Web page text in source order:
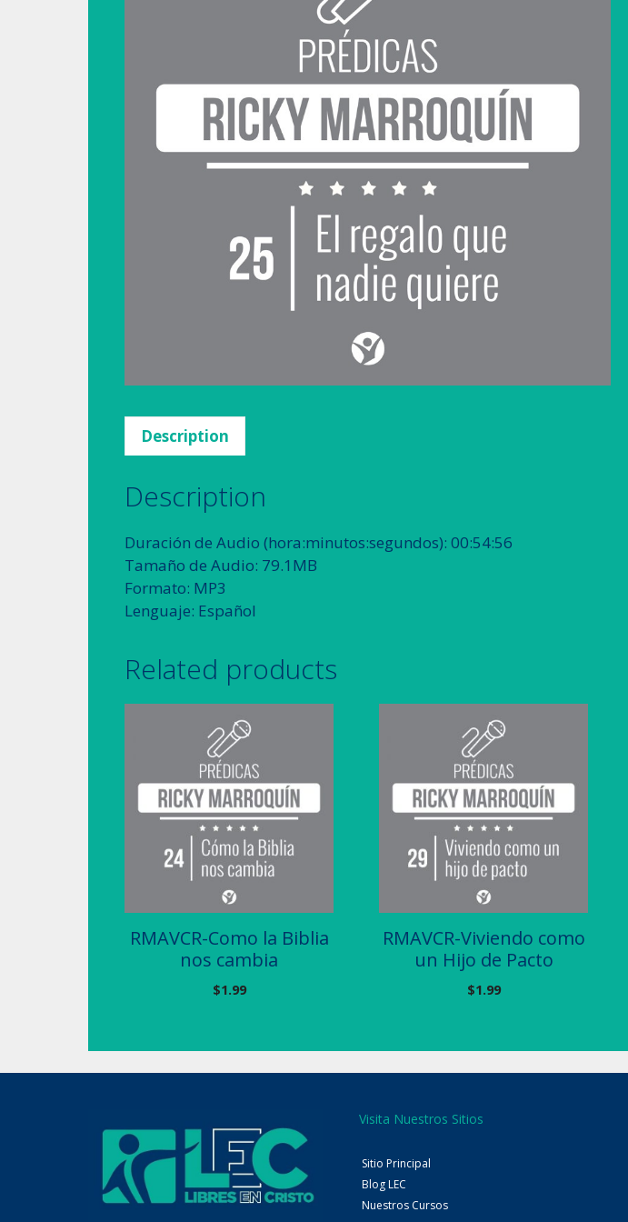
Description
Description
Duración de Audio (hora:minutos:segundos): 00:54:56
Tamaño de Audio: 79.1MB
Formato: MP3
Lenguaje: Español
Related products
RMAVCR-Como la Biblia
nos cambia
$1.99
RMAVCR-Viviendo como
un Hijo de Pacto
$1.99
Visita Nuestros Sitios
Sitio Principal
Blog LEC
Nuestros Cursos